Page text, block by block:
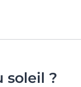
soleil ?